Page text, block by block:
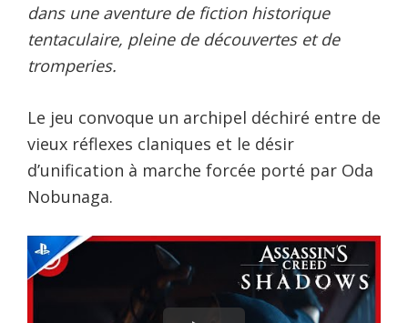
dans une aventure de fiction historique
tentaculaire, pleine de découvertes et de
tromperies.
Le jeu convoque un archipel déchiré entre de
vieux réflexes claniques et le désir
d’unification à marche forcée porté par Oda
Nobunaga.